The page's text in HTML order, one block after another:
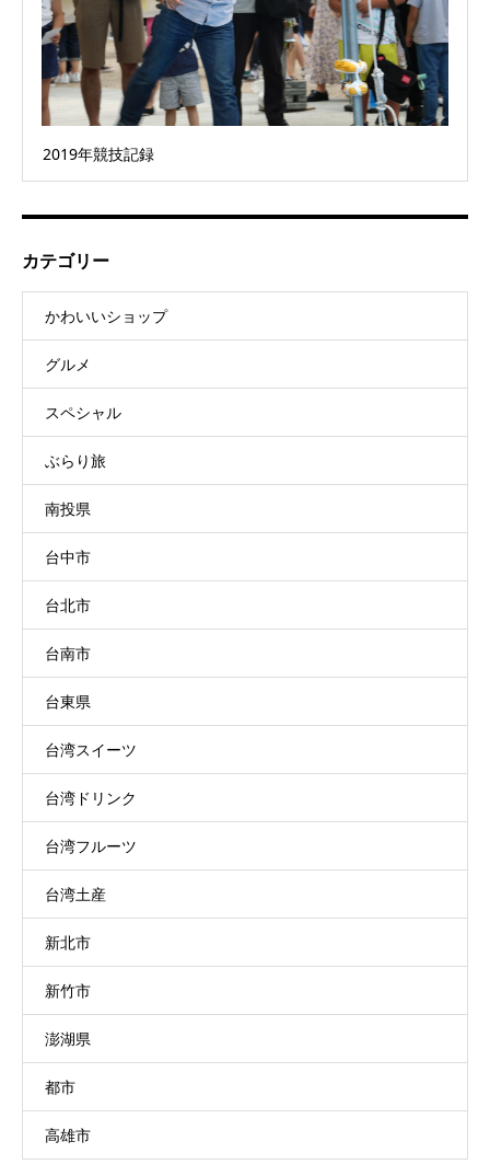
2019年競技記録
カテゴリー
かわいいショップ
グルメ
スペシャル
ぶらり旅
南投県
台中市
台北市
台南市
台東県
台湾スイーツ
台湾ドリンク
台湾フルーツ
台湾土産
新北市
新竹市
澎湖県
都市
高雄市